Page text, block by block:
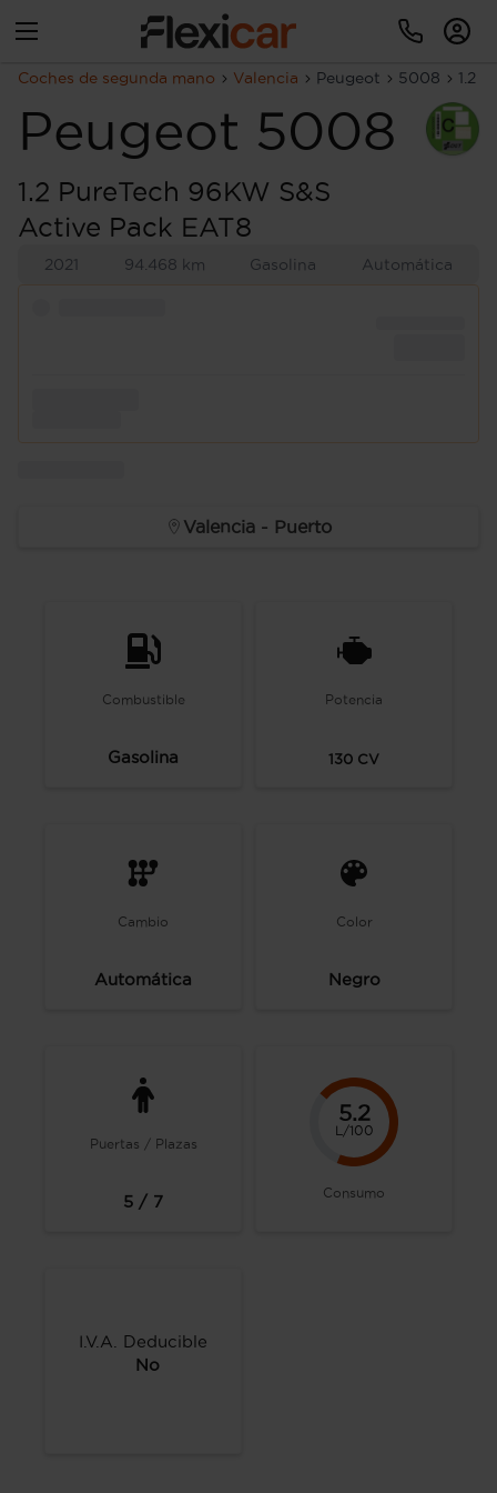
Coches de segunda mano Valencia Peugeot 5008 1.2
Peugeot 5008
1.2 PureTech 96KW S&S
Active Pack EAT8
2021 94.468 km Gasolina Automática
Valencia - Puerto
Combustible
Gasolina
Potencia
130 CV
Cambio
Automática
Color
Negro
Puertas / Plazas
5 / 7
5.2
L/100
Consumo
I.V.A. Deducible
No